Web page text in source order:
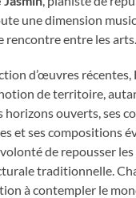
une dimension
rencontre entre les arts.
d’œuvres récentes,
de territoire,
horizons ouverts, ses
et ses compositions
de repousser
traditionnelle.
à contempler le